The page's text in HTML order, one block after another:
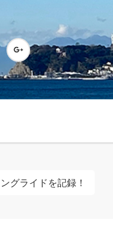
グライドを記録！